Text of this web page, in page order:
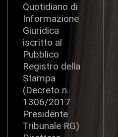
Quotidiano di
Informazione
Giuridica
iscritto al
Pubblico
Registro della
Stampa
(Decreto n.
1306/2017
Presidente
Tribunale RG)